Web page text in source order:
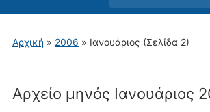
μενού
για
Αρχική» 2006 » Ιανουάριος (Σελίδα 2)
Αρχείο μηνός Ιανουάριος